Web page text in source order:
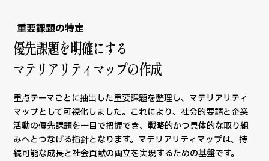
重要課題の特定
優先課題を明確にする
マテリアリティマップの作成
重点テーマごとに抽出した重要課題を整理し、マテリアリティ
マップとして可視化しました。これにより、社会的要請と企業
活動の優先課題を一目で把握でき、戦略的かつ具体的な取り組
みへとつなげる指針となります。マテリアリティマップは、持
続可能な成長と社会貢献の両立を実現するための基盤です。